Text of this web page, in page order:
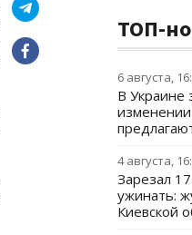
ТОП-
6 августа,
В Украине
изменении
4 августа,
Зарезал
ужинать:
Киевской